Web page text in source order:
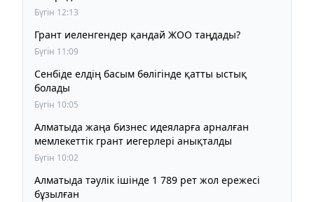
Бүгін 12:13
Грант иеленгендер қандай ЖОО таңдады?
Бүгін 11:09
Сенбіде елдің басым бөлігінде қатты ыстық
болады
Бүгін 10:05
Алматыда жаңа бизнес идеяларға арналған
мемлекеттік грант иегерлері анықталды
Бүгін 10:02
Алматыда тәулік ішінде 1 789 рет жол ережесі
бұзылған